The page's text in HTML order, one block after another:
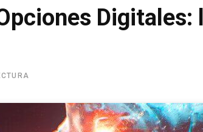
Digitales: